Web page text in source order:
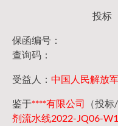
投标
保函编号：
查询码：
受益人： 中国人民解放
鉴于****有限公司 （投
剂流水线2022-JQ06-